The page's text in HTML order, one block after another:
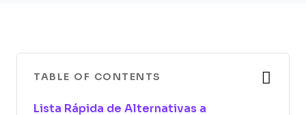
TABLE OF CONTENTS
Lista Rápida de Alternativas a